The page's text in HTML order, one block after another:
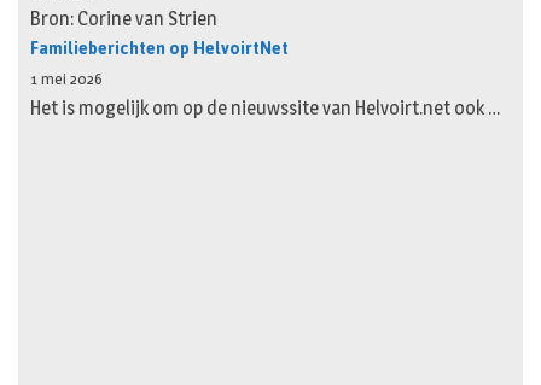
Bron: Corine van Strien
Familieberichten op HelvoirtNet
1 mei 2026
Het is mogelijk om op de nieuwssite van Helvoirt.net ook …